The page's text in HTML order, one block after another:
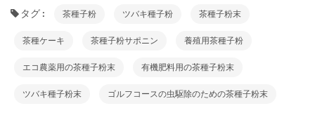
タグ : 茶種子粉 ツバキ種子粉 茶種子粉末
茶種ケーキ 茶種子粉サポニン 養殖用茶種子粉
エコ農薬用の茶種子粉末 有機肥料用の茶種子粉末
ツバキ種子粉末 ゴルフコースの虫駆除のための茶種子粉末